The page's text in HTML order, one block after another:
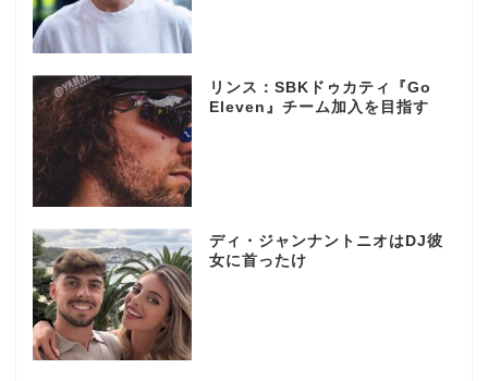
リンス：SBKドゥカティ『Go
Eleven』チーム加入を目指す
ディ・ジャンナントニオはDJ彼
女に首ったけ